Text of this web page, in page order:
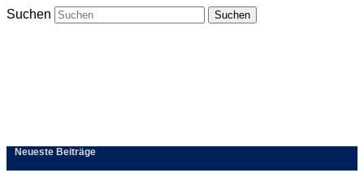
Suchen
Neueste Beiträge